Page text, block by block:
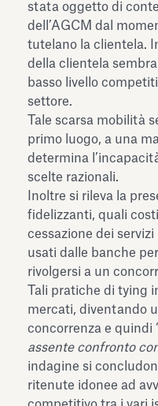
stata oggetto di
dell’AGCM dal
tutelano la clientela.
della clientela
basso livello
settore.
Tale scarsa mobilità
primo luogo, a una
determina
scelte razionali.
Inoltre si rileva la
fidelizzanti, quali
cessazione dei
usati dalle banche
rivolgersi a un
Tali pratiche di tying
mercati, diventando
concorrenza e quindi
assente confronto
indagine si
ritenute idonee ad